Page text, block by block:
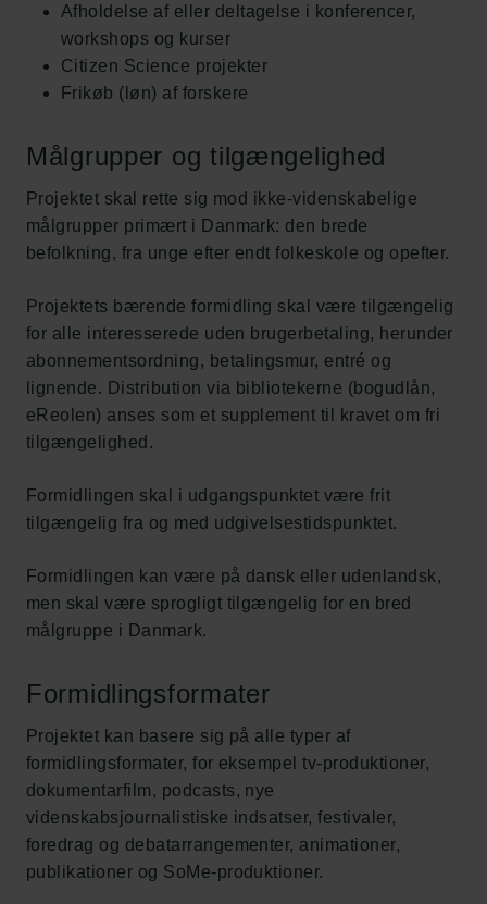
Afholdelse af eller deltagelse i konferencer,
workshops og kurser
Citizen Science projekter
Frikøb (løn) af forskere
Målgrupper og tilgængelighed
Projektet skal rette sig mod ikke-videnskabelige
målgrupper primært i Danmark: den brede
befolkning, fra unge efter endt folkeskole og opefter.
Projektets bærende formidling skal være tilgængelig
for alle interesserede uden brugerbetaling, herunder
abonnementsordning, betalingsmur, entré og
lignende. Distribution via bibliotekerne (bogudlån,
eReolen) anses som et supplement til kravet om fri
tilgængelighed.
Formidlingen skal i udgangspunktet være frit
tilgængelig fra og med udgivelsestidspunktet.
Formidlingen kan være på dansk eller udenlandsk,
men skal være sprogligt tilgængelig for en bred
målgruppe i Danmark.
Formidlingsformater
Projektet kan basere sig på alle typer af
formidlingsformater, for eksempel tv-produktioner,
dokumentarfilm, podcasts, nye
videnskabsjournalistiske indsatser, festivaler,
foredrag og debatarrangementer, animationer,
publikationer og SoMe-produktioner.